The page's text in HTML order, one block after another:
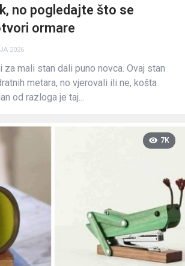
no pogledajte što se
ormare
2026
za mali stan dali puno novca. Ovaj stan
metara, no vjerovali ili ne, košta
od razloga je taj...
7K